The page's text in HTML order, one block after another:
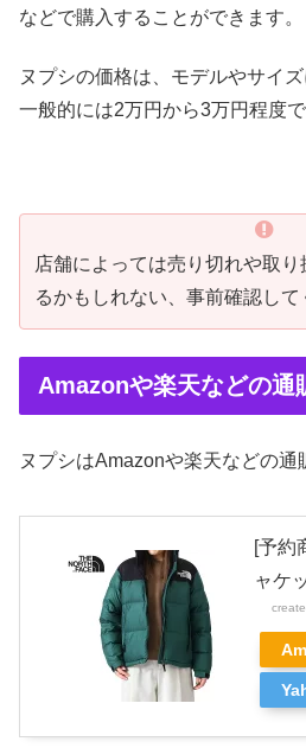
などで購入することができます。
ヌプシの価格は、モデルやサイ
一般的には2万円から3万円程度で
店舗によっては売り切れや取
るかもしれない、事前確認して
Amazonや楽天などの通
ヌプシはAmazonや楽天などの通
[予約
ャケ